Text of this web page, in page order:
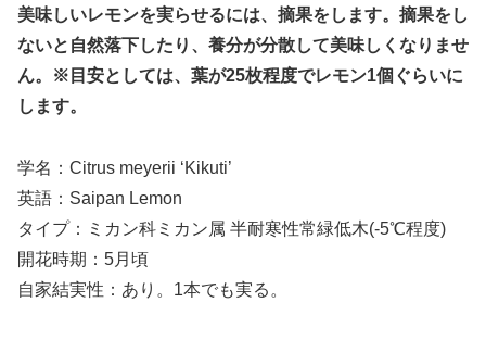
美味しいレモンを実らせるには、摘果をします。摘果をし
ないと自然落下したり、養分が分散して美味しくなりませ
ん。※目安としては、葉が25枚程度でレモン1個ぐらいに
します。
学名：Citrus meyerii ‘Kikuti’
英語：Saipan Lemon
タイプ：ミカン科ミカン属 半耐寒性常緑低木(-5℃程度)
開花時期：5月頃
自家結実性：あり。1本でも実る。